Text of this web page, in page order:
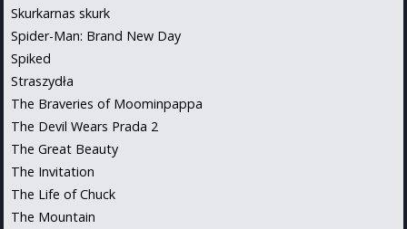
Skurkarnas skurk
Spider-Man: Brand New Day
Spiked
Straszydła
The Braveries of Moominpappa
The Devil Wears Prada 2
The Great Beauty
The Invitation
The Life of Chuck
The Mountain